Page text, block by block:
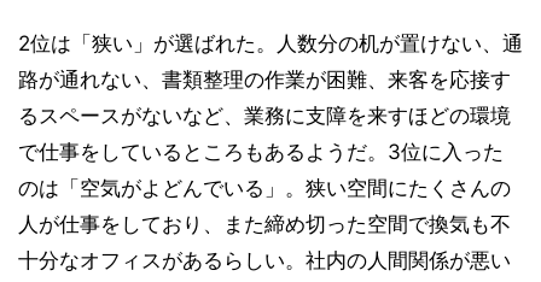
2位は「狭い」が選ばれた。人数分の机が置けない、通
路が通れない、書類整理の作業が困難、来客を応接す
るスペースがないなど、業務に支障を来すほどの環境
で仕事をしているところもあるようだ。3位に入った
のは「空気がよどんでいる」。狭い空間にたくさんの
人が仕事をしており、また締め切った空間で換気も不
十分なオフィスがあるらしい。社内の人間関係が悪い